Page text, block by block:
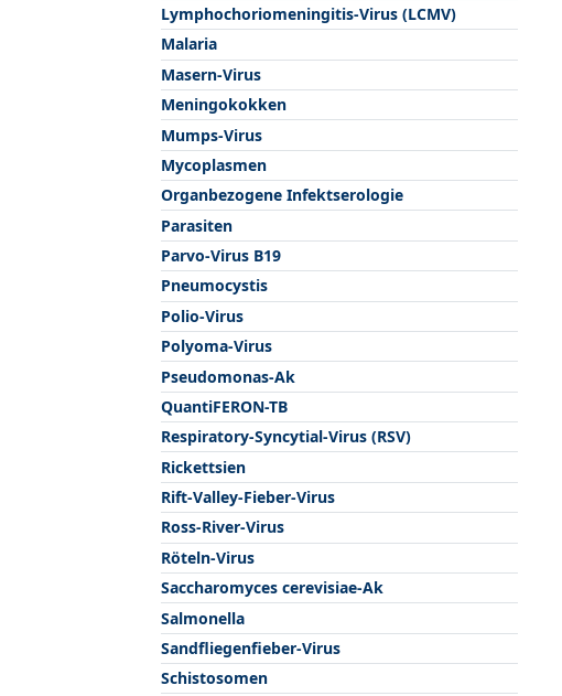
Lymphochoriomeningitis-Virus (LCMV)
Malaria
Masern-Virus
Meningokokken
Mumps-Virus
Mycoplasmen
Organbezogene Infektserologie
Parasiten
Parvo-Virus B19
Pneumocystis
Polio-Virus
Polyoma-Virus
Pseudomonas-Ak
QuantiFERON-TB
Respiratory-Syncytial-Virus (RSV)
Rickettsien
Rift-Valley-Fieber-Virus
Ross-River-Virus
Röteln-Virus
Saccharomyces cerevisiae-Ak
Salmonella
Sandfliegenfieber-Virus
Schistosomen